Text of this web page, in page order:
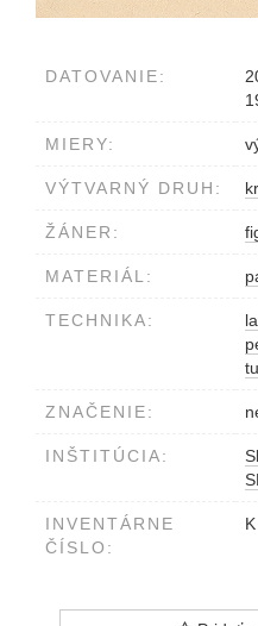
DATOVANIE:
MIERY:
VÝTVARNÝ DRUH:
ŽÁNER:
MATERIÁL:
TECHNIKA:
ZNAČENIE:
INŠTITÚCIA:
INVENTÁRNE
ČÍSLO: